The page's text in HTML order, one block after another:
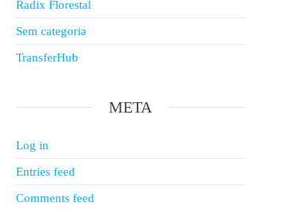
Radix Florestal
Sem categoria
TransferHub
META
Log in
Entries feed
Comments feed